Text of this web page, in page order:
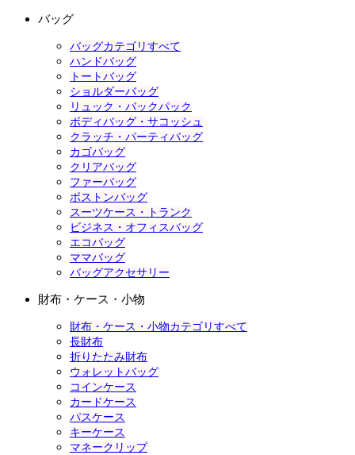
バッグ
バッグカテゴリすべて
ハンドバッグ
トートバッグ
ショルダーバッグ
リュック・バックパック
ボディバッグ・サコッシュ
クラッチ・パーティバッグ
カゴバッグ
クリアバッグ
ファーバッグ
ボストンバッグ
スーツケース・トランク
ビジネス・オフィスバッグ
エコバッグ
ママバッグ
バッグアクセサリー
財布・ケース・小物
財布・ケース・小物カテゴリすべて
長財布
折りたたみ財布
ウォレットバッグ
コインケース
カードケース
パスケース
キーケース
マネークリップ